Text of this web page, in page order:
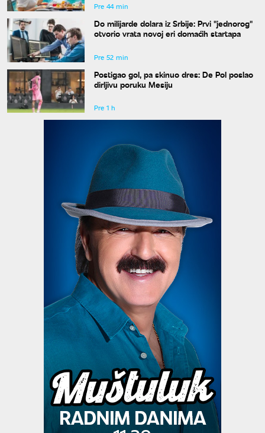
Pre 44 min
Do milijarde dolara iz Srbije: Prvi "jednorog"
otvorio vrata novoj eri domaćih startapa
Pre 52 min
Postigao gol, pa skinuo dres: De Pol poslao
dirljivu poruku Mesiju
Pre 1 h